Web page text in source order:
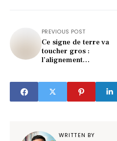
PREVIOUS POST
Ce signe de terre va
toucher gros :
l’alignement
WRITTEN BY